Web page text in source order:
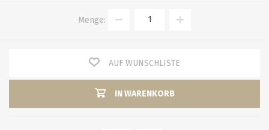
Menge:
AUF WUNSCHLISTE
IN WARENKORB